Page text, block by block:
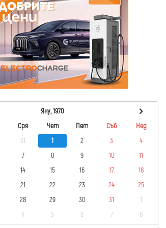
Яну, 1970
Сря Чет Пет Съб
Нед
31 1 2 3
4
7 8 9 10
11
14 15 16 17
18
21 22 23 24
25
28 29 30 31
1
4 5 6 7 8